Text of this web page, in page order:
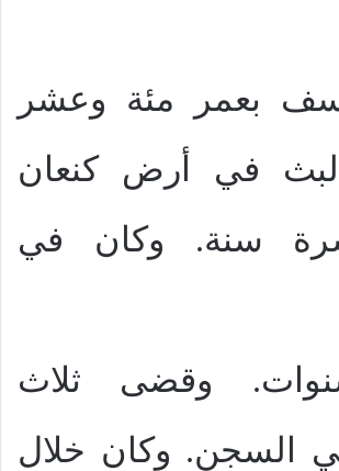
بعمر مئة وعشر
في أرض كنعان
سنة. وكان في
وقضى ثلاث
السجن. وكان خلال